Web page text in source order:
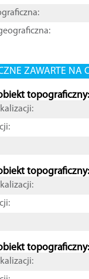
ZAWARTE NA
topograficzny:
topograficzny:
topograficzny: